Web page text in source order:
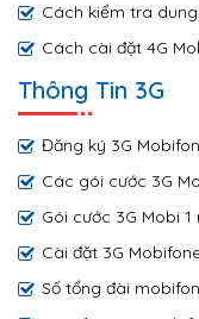
Cách kiểm tra
Cách cài đặt 4G
Thông Tin 3G
Đăng ký 3G
Các gói cước 3G
Gói cước 3G Mobi 1
Cài đặt 3G
Số tổng đài